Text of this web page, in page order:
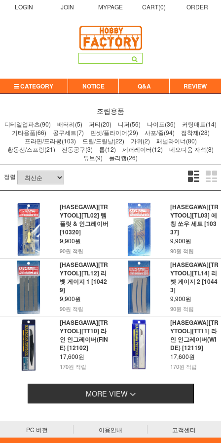
LOGIN JOIN MYPAGE CART(0) ORDER
CATEGORY NOTICE Q&A REVIEW
조립용품
디테일업파츠(90) 배터리(5) 퍼티(20) 니퍼(56) 나이프(36)
커팅매트(14)
기타용품(66)
공구세트(7) 핀셋/플라이어(29) 사포/줄(94)
접착제(28)
프라판/프라봉(103)
드릴/드릴날(22) 가위(2)
패널라이너(80)
황동선/스프링(21)
전동공구(3) 톱(12) 세퍼레이터(12)
네오디움 자석(8)
튜브(9)
폴리캡(26)
정렬
[HASEGAWA][TR
YTOOL][TL02] 템
플릿 & 인그레이버
[10320]
9,900원
90원 적립
[HASEGAWA][TR
YTOOL][TL03] 에
칭 쏘우 세트 [103
37]
9,900원
90원 적립
[HASEGAWA][TR
YTOOL][TL12] 리
벳 게이지 1 [1042
9]
9,900원
90원 적립
[HASEGAWA][TR
YTOOL][TL14] 리
벳 게이지 2 [1044
3]
9,900원
90원 적립
[HASEGAWA][TR
YTOOL][TT10] 라
인 인그레이버(FIN
E) [12102]
17,600원
170원 적립
[HASEGAWA][TR
YTOOL][TT11] 라
인 인그레이버(WI
DE) [12119]
17,600원
170원 적립
MORE VIEW
PC 버전 이용안내 고객센터